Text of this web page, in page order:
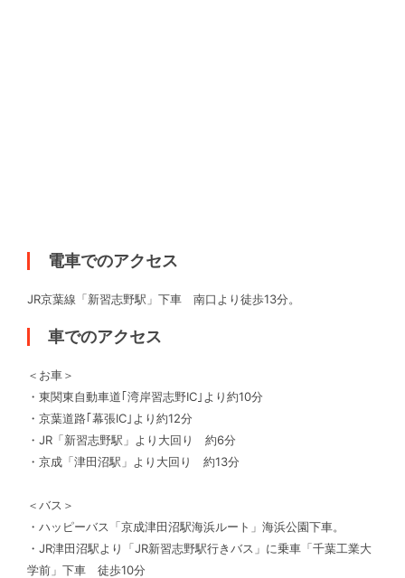
電車でのアクセス
JR京葉線「新習志野駅」下車 南口より徒歩13分。
車でのアクセス
＜お車＞
・東関東自動車道｢湾岸習志野IC｣より約10分
・京葉道路｢幕張IC｣より約12分
・JR「新習志野駅」より大回り 約6分
・京成「津田沼駅」より大回り 約13分
＜バス＞
・ハッピーバス「京成津田沼駅海浜ルート」海浜公園下車。
・JR津田沼駅より「JR新習志野駅行きバス」に乗車「千葉工業大
学前」下車 徒歩10分